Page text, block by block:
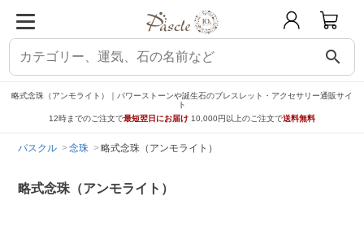
search
略式念珠（アンモライト）｜パワーストーンや誕生石のブレスレット・アクセサリー通販サイ
ト
12時までのご注文で最短翌日にお届け 10,000円以上のご注文で送料無料
パスクル 念珠 略式念珠（アンモライト）
略式念珠（アンモライト）